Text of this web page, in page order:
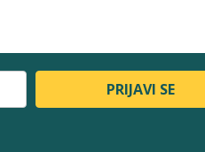
PRIJAVI SE